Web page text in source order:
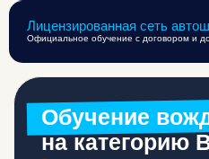
Лицензированная сеть
Официальное обучение с договором и
Обучение
на категорию